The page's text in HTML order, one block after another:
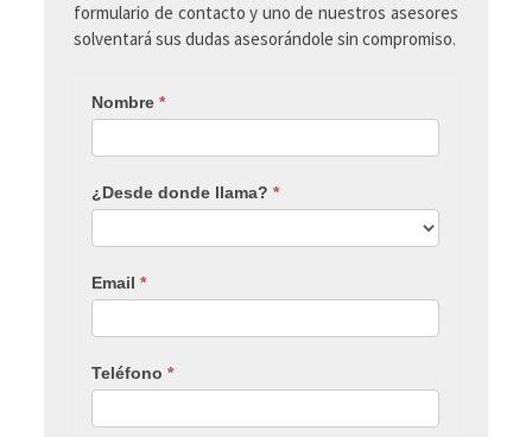
formulario de contacto y uno de nuestros asesores
solventará sus dudas asesorándole sin compromiso.
Nombre*
¿Desde donde llama?*
Email*
Teléfono*